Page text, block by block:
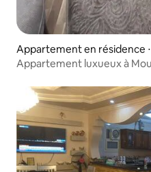
Appartement en résidence ⋅
Appartement luxueux à